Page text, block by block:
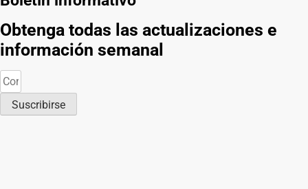
Obtenga todas las actualizaciones e
información semanal
Suscribirse